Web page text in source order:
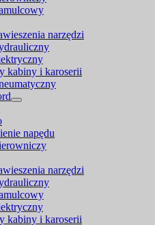
narzędzi
kabiny i karoserii
napędu
narzędzi
kabiny i karoserii